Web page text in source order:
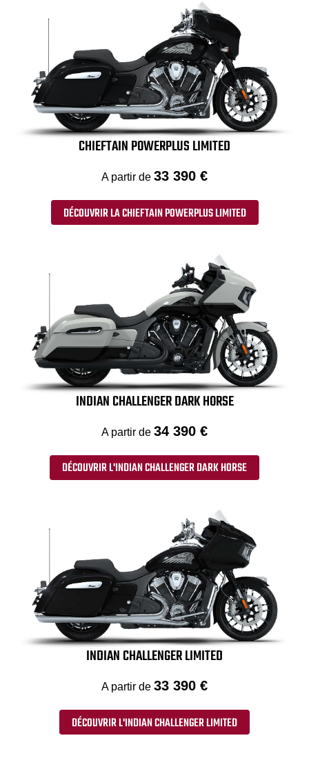
CHIEFTAIN POWERPLUS LIMITED
A partir de 33 390 €
DÉCOUVRIR LA CHIEFTAIN POWERPLUS LIMITED
INDIAN CHALLENGER DARK HORSE
A partir de 34 390 €
DÉCOUVRIR L'INDIAN CHALLENGER DARK HORSE
INDIAN CHALLENGER LIMITED
A partir de 33 390 €
DÉCOUVRIR L'INDIAN CHALLENGER LIMITED